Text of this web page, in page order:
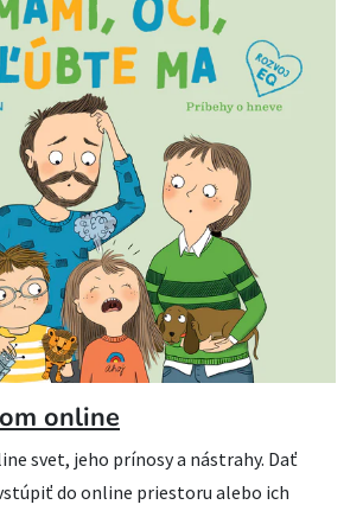
online
svet, jeho prínosy a nástrahy. Dať
do online priestoru alebo ich